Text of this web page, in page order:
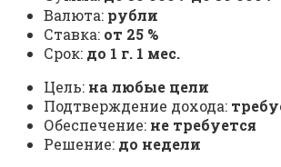
Валюта: рубли
Ставка: от 25 %
Срок: до 1 г. 1 мес.
Цель: на любые цели
Подтверждение дохода:
Обеспечение: не требуется
Решение: до недели